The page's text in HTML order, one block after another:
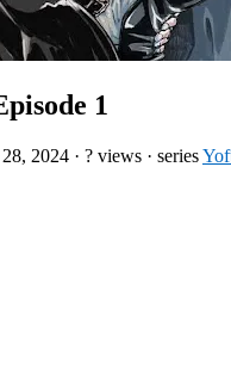
1
2024 · ? views · series